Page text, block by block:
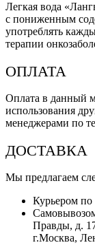
Легкая вода
с пониженным
употреблять
терапии
ОПЛАТА
Оплата в данный
использования
менеджерами по
ДОСТАВКА
Мы предлагаем
Курьером
Правды, д.
г.Москва,